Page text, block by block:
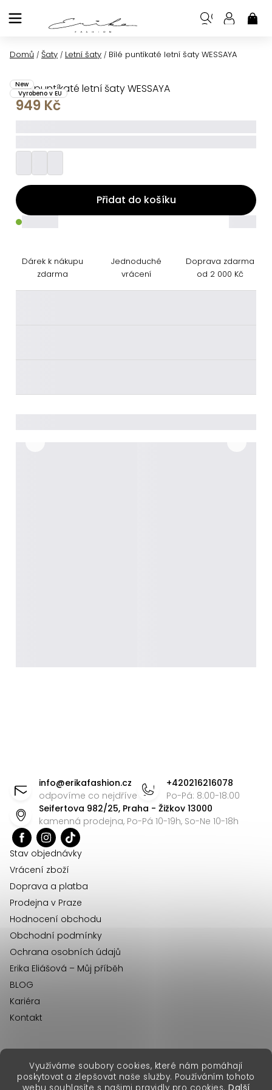
Využíváme soubory cookies, které nám pomáhají
poskytovat a zlepšovat naše služby. Používáním tohoto
na
Domů / Šaty / Letní šaty / Bílé puntíkaté letní šaty WESSAYA
Bílé puntíkaté letní šaty WESSAYA
New
Vyrobeno v EU
949 Kč
Přidat do košíku
Dárek k nákupu
zdarma
Jednoduché
vrácení
Doprava zdarma
od 2 000 Kč
info@erikafashion.cz
odpovíme co nejdříve
+420216216078
Po-Pá: 8:00-18:00
Seifertova 982/25, Praha - Žižkov 13000
kamenná prodejna, Po-Pá 10-19h, So-Ne 10-18h
Stav objednávky
Vrácení zboží
Doprava a platba
Prodejna v Praze
Hodnocení obchodu
Obchodní podmínky
Ochrana osobních údajů
Erika Eliášová – Můj příběh
BLOG
Kariéra
Kontakt
Copyright 2026Erika Fashion. Všechna práva vyhrazena.
erikafashion.sk